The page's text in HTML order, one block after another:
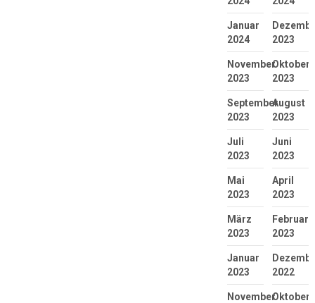
Januar
2024
2023
November
2023
Oktober
2023
September
2023
August
2023
Juli
2023
Juni
2023
Mai
2023
April
2023
März
2023
Februar
2023
Januar
2023
2022
NovemberOktober